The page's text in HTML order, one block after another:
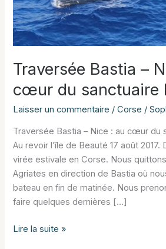
Traversée Bastia –
cœur du sanctuaire
Laisser un commentaire /Corse /
Traversée Bastia – Nice : au cœur du
Au revoir l’île de Beauté 17 août
virée estivale en Corse. Nous
Agriates en direction de Bastia où
bateau en fin de matinée. Nous
faire quelques dernières […]
Traversée
Lire la suite »